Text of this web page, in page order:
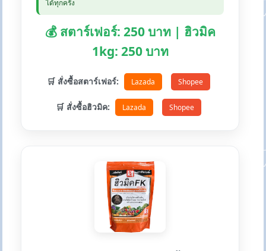
ได้ทุกครั้ง
💰 สตาร์เฟอร์: 250 บาท | ฮิวมิค
1kg: 250 บาท
🛒 สั่งซื้อสตาร์เฟอร์: Lazada Shopee
🛒 สั่งซื้อฮิวมิค: Lazada Shopee